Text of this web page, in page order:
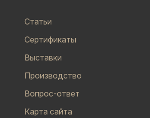
Статьи
Сертификаты
Выставки
Производство
Вопрос-ответ
Карта сайта